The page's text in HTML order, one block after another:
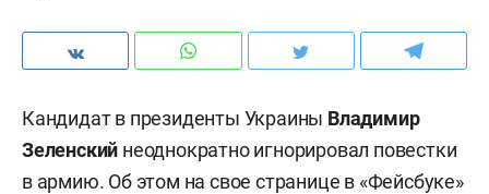
Кандидат в президенты Украины Владимир
Зеленский неоднократно игнорировал повестки
в армию. Об этом на свое странице в «Фейсбуке»